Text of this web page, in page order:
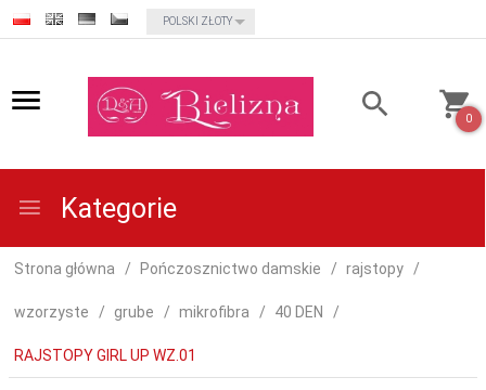
currency_h
POLSKI ZŁOTY
0
Kategorie
Strona główna Pończosznictwo damskie rajstopy
wzorzyste grube mikrofibra 40 DEN
RAJSTOPY GIRL UP WZ.01